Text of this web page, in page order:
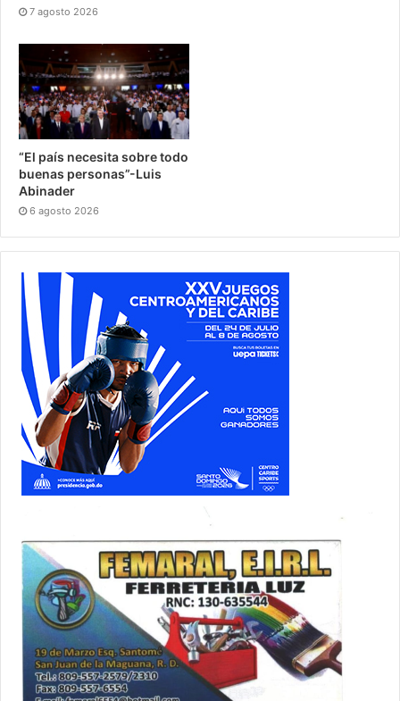
7 agosto 2026
“El país necesita sobre todo
buenas personas”-Luis
Abinader
6 agosto 2026